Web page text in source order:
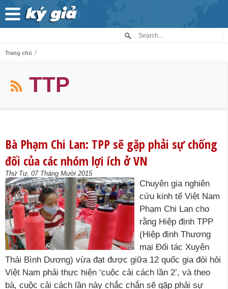
Trang chủ /
TTP
Bà Phạm Chi Lan: TPP sẽ gặp phải sự chống
đối của các nhóm lợi ích ở VN
Thứ Tư, 07 Tháng Mười 2015
Chuyên gia nghiên
cứu kinh tế Việt Nam
Phạm Chi Lan cho
rằng Hiệp định TPP
(Hiệp định Thương
mại Đối tác Xuyên
Thái Bình Dương) vừa đạt được giữa 12 quốc gia đòi hỏi
Việt Nam phải thực hiện ‘cuộc cải cách lần 2’, và theo
bà, cuộc cải cách lần này chắc chắn sẽ gặp phải sự